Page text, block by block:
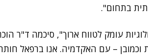
בתחום".
עומק לטווח ארוך", סיכמה ד"ר
– עם האקדמיה. אנו ברפאל